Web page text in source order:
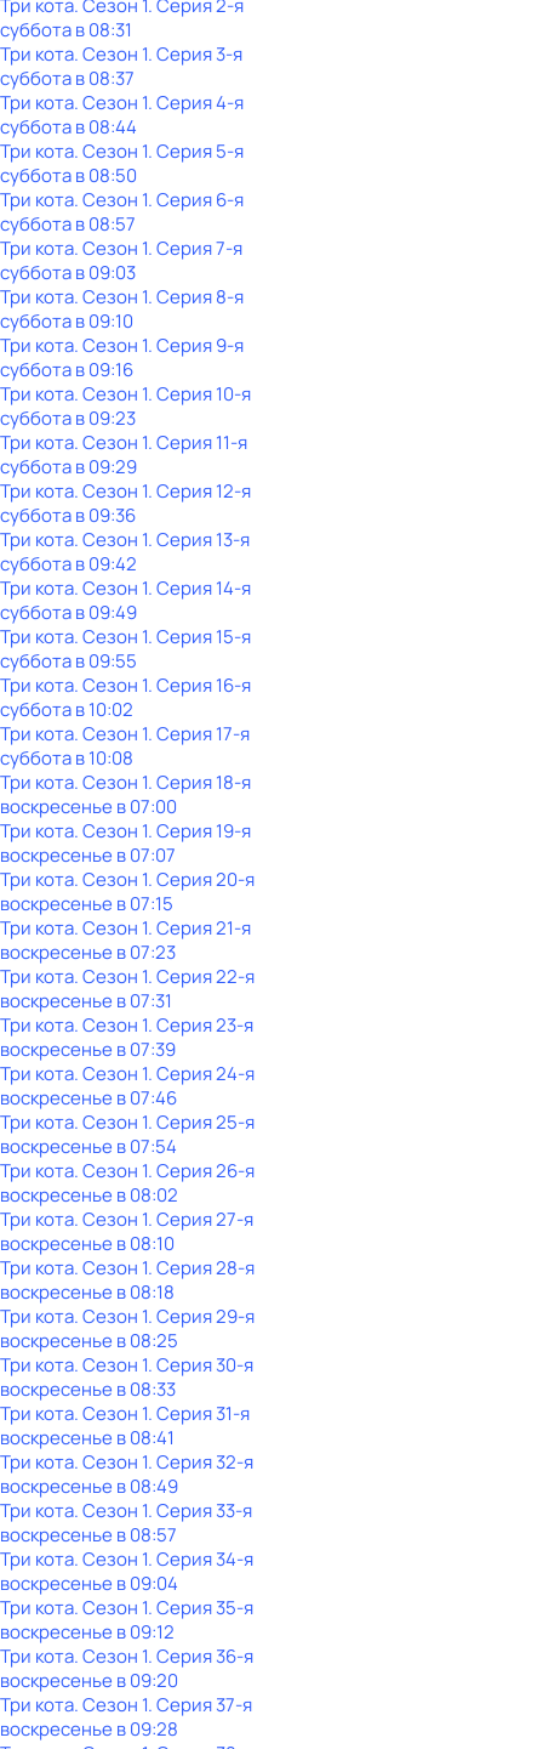
Три кота. Сезон 1. Серия 2-я
субботав08:31
Три кота. Сезон 1. Серия 3-я
субботав08:37
Три кота. Сезон 1. Серия 4-я
субботав08:44
Три кота. Сезон 1. Серия 5-я
субботав08:50
Три кота. Сезон 1. Серия 6-я
субботав08:57
Три кота. Сезон 1. Серия 7-я
субботав09:03
Три кота. Сезон 1. Серия 8-я
субботав09:10
Три кота. Сезон 1. Серия 9-я
субботав09:16
Три кота. Сезон 1. Серия 10-я
субботав09:23
Три кота. Сезон 1. Серия 11-я
субботав09:29
Три кота. Сезон 1. Серия 12-я
субботав09:36
Три кота. Сезон 1. Серия 13-я
субботав09:42
Три кота. Сезон 1. Серия 14-я
субботав09:49
Три кота. Сезон 1. Серия 15-я
субботав09:55
Три кота. Сезон 1. Серия 16-я
субботав10:02
Три кота. Сезон 1. Серия 17-я
субботав10:08
Три кота. Сезон 1. Серия 18-я
воскресенье в07:00
Три кота. Сезон 1. Серия 19-я
воскресенье в07:07
Три кота. Сезон 1. Серия 20-я
воскресенье в07:15
Три кота. Сезон 1. Серия 21-я
воскресенье в07:23
Три кота. Сезон 1. Серия 22-я
воскресенье в07:31
Три кота. Сезон 1. Серия 23-я
воскресенье в07:39
Три кота. Сезон 1. Серия 24-я
воскресенье в07:46
Три кота. Сезон 1. Серия 25-я
воскресенье в07:54
Три кота. Сезон 1. Серия 26-я
воскресенье в08:02
Три кота. Сезон 1. Серия 27-я
воскресенье в08:10
Три кота. Сезон 1. Серия 28-я
воскресенье в08:18
Три кота. Сезон 1. Серия 29-я
воскресенье в08:25
Три кота. Сезон 1. Серия 30-я
воскресенье в08:33
Три кота. Сезон 1. Серия 31-я
воскресенье в08:41
Три кота. Сезон 1. Серия 32-я
воскресенье в08:49
Три кота. Сезон 1. Серия 33-я
воскресенье в08:57
Три кота. Сезон 1. Серия 34-я
воскресенье в09:04
Три кота. Сезон 1. Серия 35-я
воскресенье в09:12
Три кота. Сезон 1. Серия 36-я
воскресенье в09:20
Три кота. Сезон 1. Серия 37-я
воскресенье в09:28